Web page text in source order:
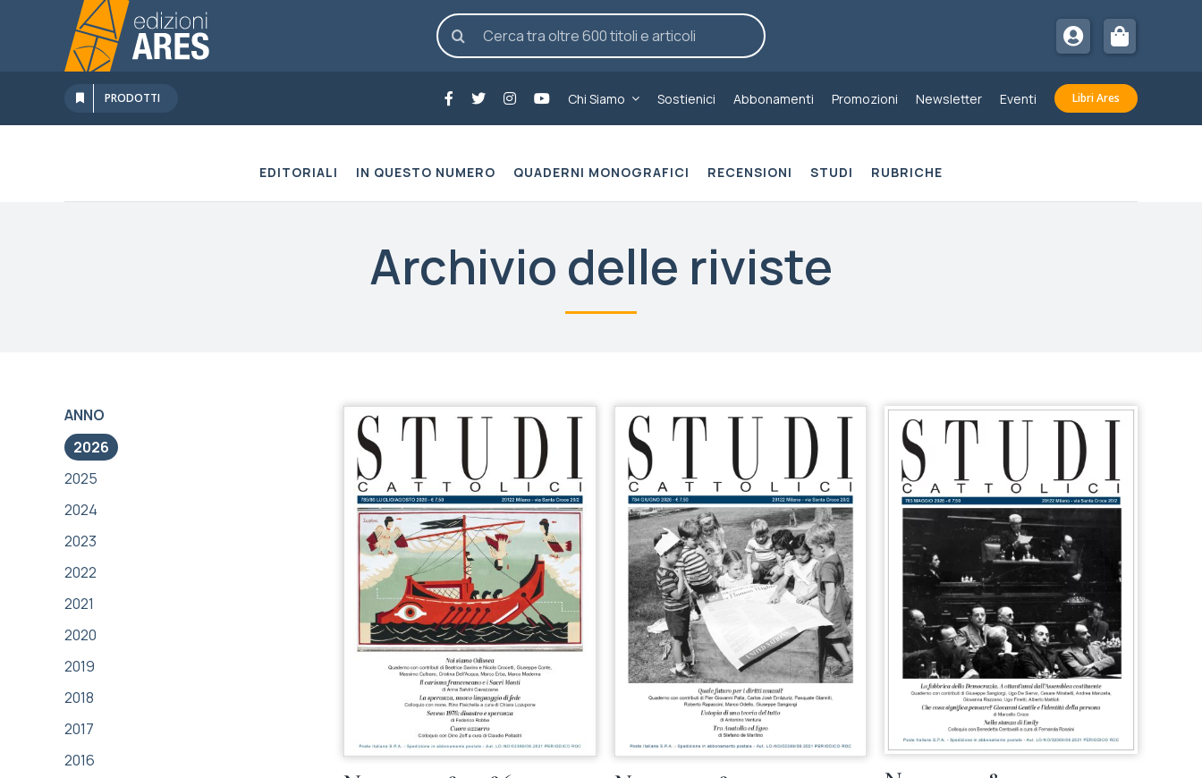
contenuto
Cerca
per:
PRODOTTI Chi Siamo Sostienici Abbonamenti Promozioni Newsletter Eventi Libri Ares
EDITORIALI IN QUESTO NUMERO QUADERNI MONOGRAFICI RECENSIONI STUDI RUBRICHE
Archivio delle riviste
ANNO
2026
2025
2024
2023
2022
2021
2020
2019
2018
2017
2016